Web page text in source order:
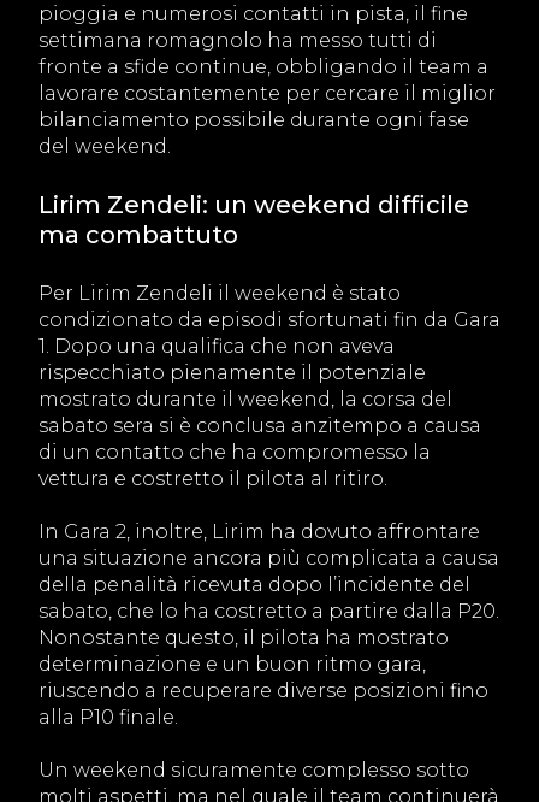
pioggia e numerosi contatti in pista, il fine
settimana romagnolo ha messo tutti di
fronte a sfide continue, obbligando il team a
lavorare costantemente per cercare il miglior
bilanciamento possibile durante ogni fase
del weekend.
Lirim Zendeli: un weekend difficile
ma combattuto
Per Lirim Zendeli il weekend è stato
condizionato da episodi sfortunati fin da Gara
1. Dopo una qualifica che non aveva
rispecchiato pienamente il potenziale
mostrato durante il weekend, la corsa del
sabato sera si è conclusa anzitempo a causa
di un contatto che ha compromesso la
vettura e costretto il pilota al ritiro.
In Gara 2, inoltre, Lirim ha dovuto affrontare
una situazione ancora più complicata a causa
della penalità ricevuta dopo l’incidente del
sabato, che lo ha costretto a partire dalla P20.
Nonostante questo, il pilota ha mostrato
determinazione e un buon ritmo gara,
riuscendo a recuperare diverse posizioni fino
alla P10 finale.
Un weekend sicuramente complesso sotto
molti aspetti, ma nel quale il team continuerà